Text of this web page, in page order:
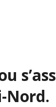
Nord.